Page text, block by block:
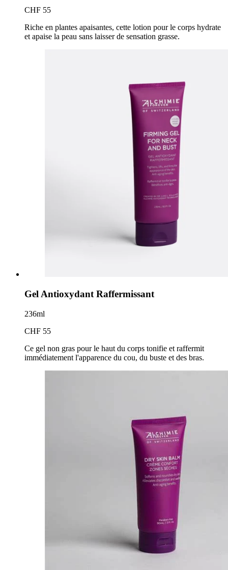
CHF 55
Riche en plantes apaisantes, cette lotion pour le corps hydrate
et apaise la peau sans laisser de sensation grasse.
Gel Antioxydant Raffermissant
236ml
CHF 55
Ce gel non gras pour le haut du corps tonifie et raffermit
immédiatement l'apparence du cou, du buste et des bras.